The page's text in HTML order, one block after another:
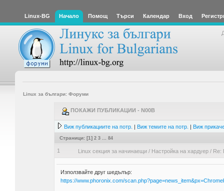
Linux-BG Начало Помощ Търси Календар Вход
Linux за българи: Форуми
ПОКАЖИ ПУБЛИКАЦИИ - N00B
Виж публикациите на потр. | Виж темите на потр. | Виж
Страници: [1] 2 3 84
1 Linux секция за начинаещи/ Настройка на хардуер/ Re:
Използвайте друг шедълър:
https://www.phoronix.com/